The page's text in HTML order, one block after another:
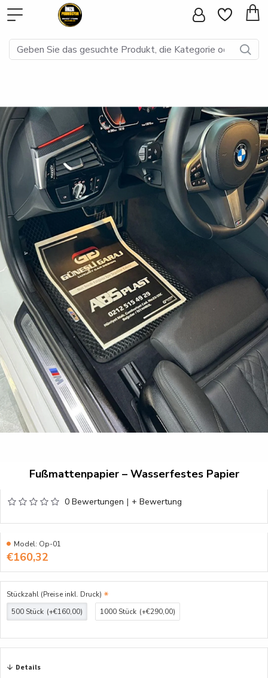
Fußmattenpapier – Wasserfestes Papier
0 Bewertungen | + Bewertung
€160,32
Model: Op-01
Stückzahl (Preise inkl. Druck)
500 Stück (+€160,00) 1000 Stück (+€290,00)
Details